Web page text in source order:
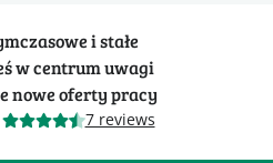
i stałe
w centrum uwagi
nowe oferty pracy
7 reviews